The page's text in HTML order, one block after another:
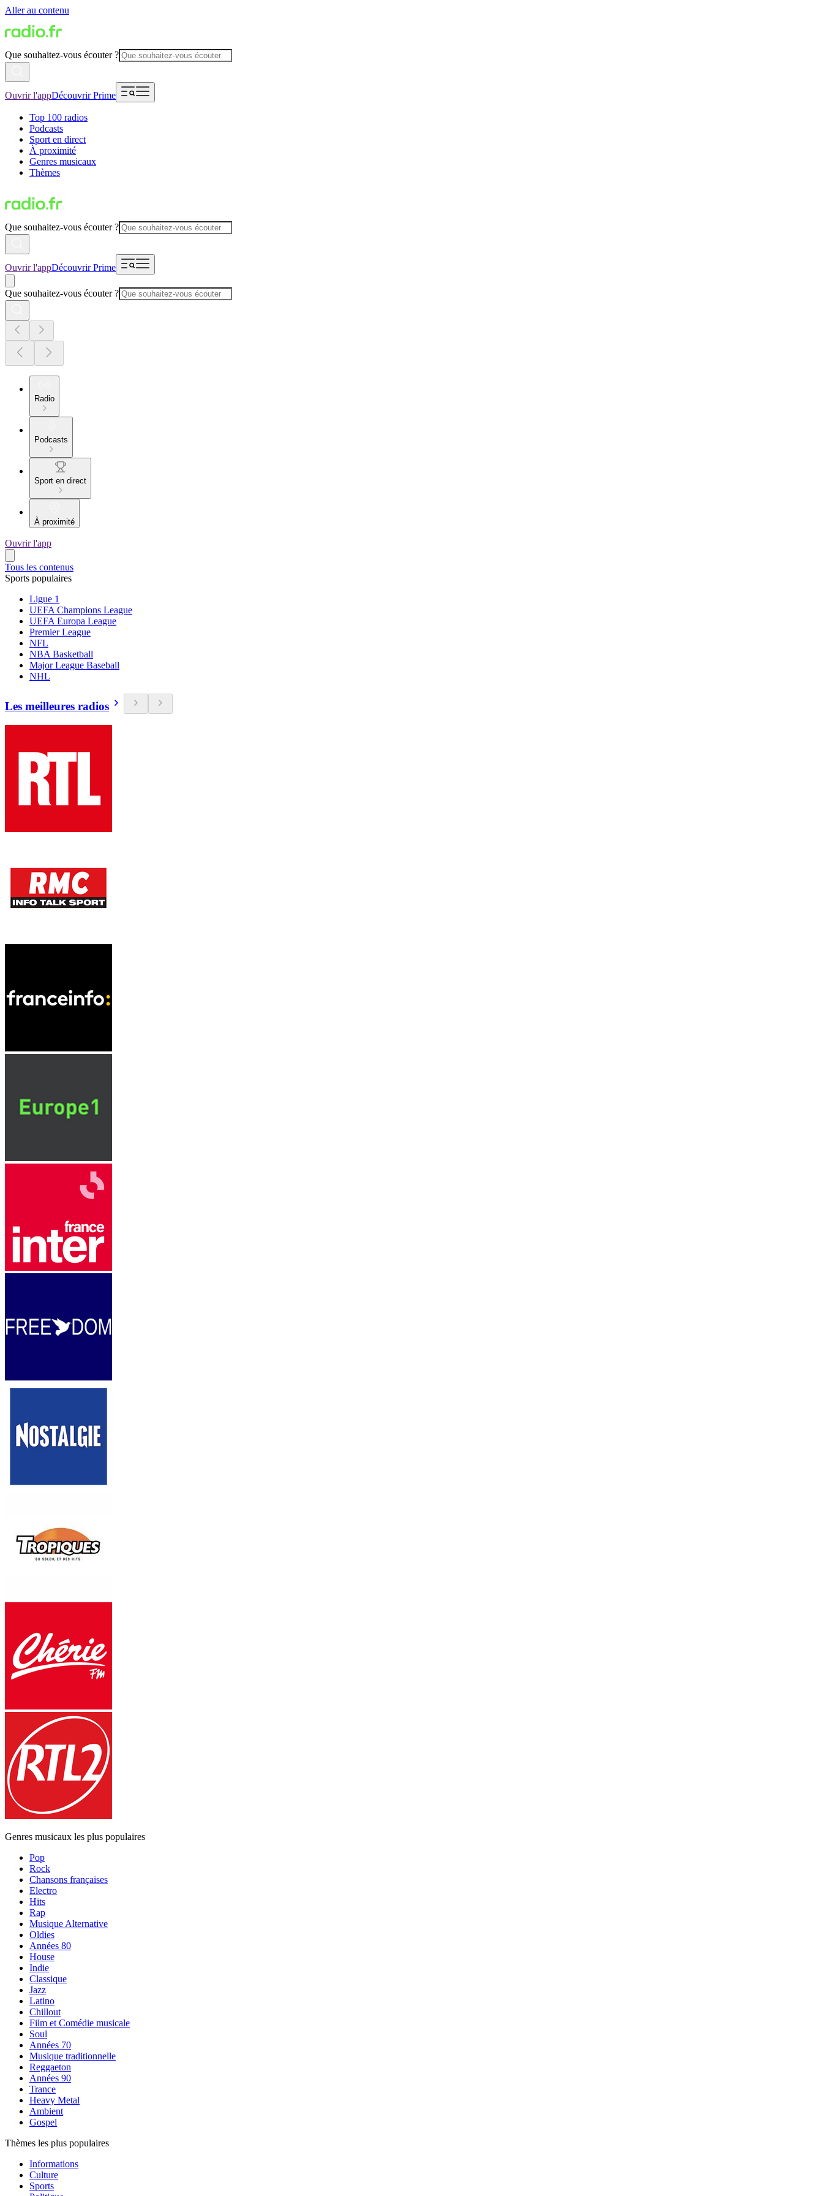
Aller au contenu
Que souhaitez-vous écouter ?
Ouvrir l'appDécouvrir Prime
Top 100 radios
Podcasts
Sport en direct
À proximité
Genres musicaux
Thèmes
Que souhaitez-vous écouter ?
Ouvrir l'appDécouvrir Prime
Que souhaitez-vous écouter ?
Radio
Podcasts
Sport en direct
À proximité
Ouvrir l'app
Tous les contenus
Sports populaires
Ligue 1
UEFA Champions League
UEFA Europa League
Premier League
NFL
NBA Basketball
Major League Baseball
NHL
Les meilleures radios
Genres musicaux les plus populaires
Pop
Rock
Chansons françaises
Electro
Hits
Rap
Musique Alternative
Oldies
Années 80
House
Indie
Classique
Jazz
Latino
Chillout
Film et Comédie musicale
Soul
Années 70
Musique traditionnelle
Reggaeton
Années 90
Trance
Heavy Metal
Ambient
Gospel
Thèmes les plus populaires
Informations
Culture
Sports